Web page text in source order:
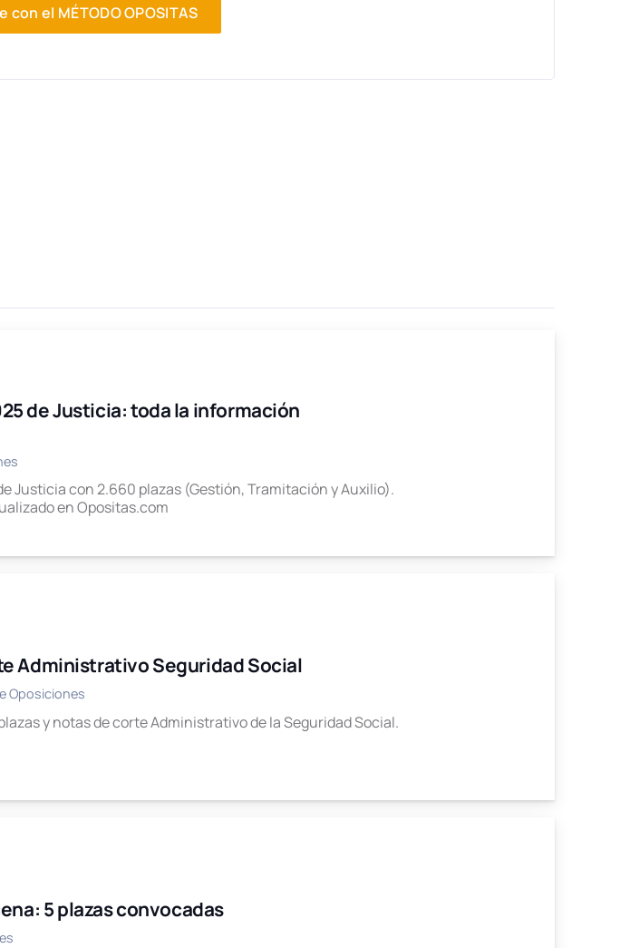
el MÉTODO OPOSITAS
de Justicia: toda la información
Justicia con 2.660 plazas (Gestión, Tramitación y Auxilio).
en Opositas.com
Administrativo Seguridad Social
Oposiciones
y notas de corte Administrativo de la Seguridad Social.
5 plazas convocadas